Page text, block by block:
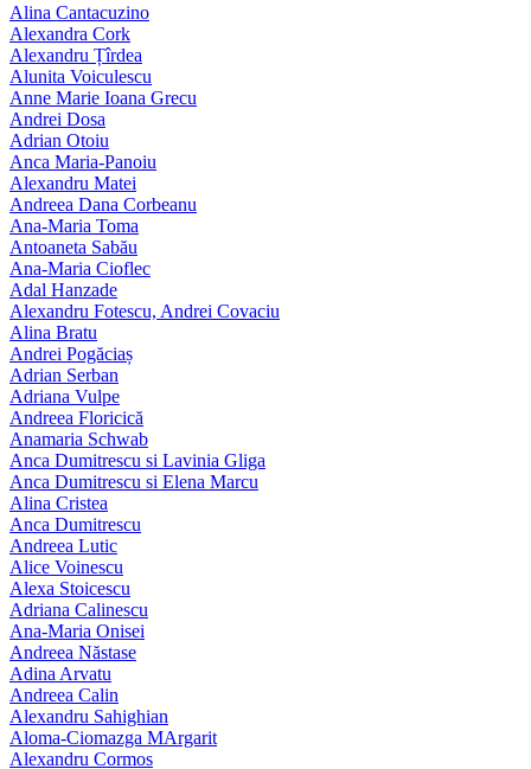
Alina Cantacuzino
Alexandra Cork
Alexandru Țîrdea
Alunita Voiculescu
Anne Marie Ioana Grecu
Andrei Dosa
Adrian Otoiu
Anca Maria-Panoiu
Alexandru Matei
Andreea Dana Corbeanu
Ana-Maria Toma
Antoaneta Sabău
Ana-Maria Cioflec
Adal Hanzade
Alexandru Fotescu, Andrei Covaciu
Alina Bratu
Andrei Pogăciaș
Adrian Serban
Adriana Vulpe
Andreea Floricică
Anamaria Schwab
Anca Dumitrescu si Lavinia Gliga
Anca Dumitrescu si Elena Marcu
Alina Cristea
Anca Dumitrescu
Andreea Lutic
Alice Voinescu
Alexa Stoicescu
Adriana Calinescu
Ana-Maria Onisei
Andreea Năstase
Adina Arvatu
Andreea Calin
Alexandru Sahighian
Aloma-Ciomazga MArgarit
Alexandru Cormos